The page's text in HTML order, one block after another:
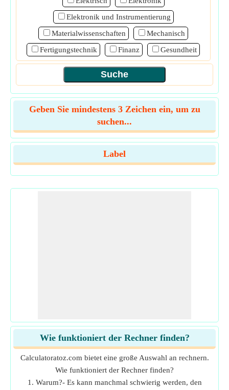
Elektronik und Instrumentierung
Materialwissenschaften
Mechanisch
Fertigungstechnik
Finanz Gesundheit
Geben Sie mindestens 3 Zeichen ein, um zu
suchen...
Label
Wie funktioniert der Rechner finden?
Calculatoratoz.com bietet eine große Auswahl an rechnern.
Wie funktioniert der Rechner finden?
1. Warum?- Es kann manchmal schwierig werden, den